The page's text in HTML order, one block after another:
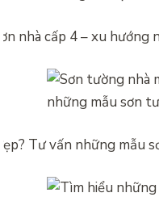
nhà cấp 4 – xu hướng
Tư vấn những mẫu